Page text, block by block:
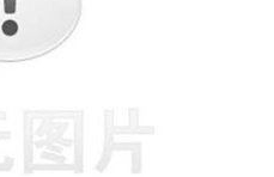
资质荣誉